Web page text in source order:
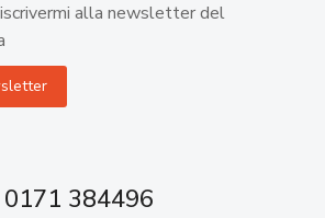
alla newsletter del
0171 384496